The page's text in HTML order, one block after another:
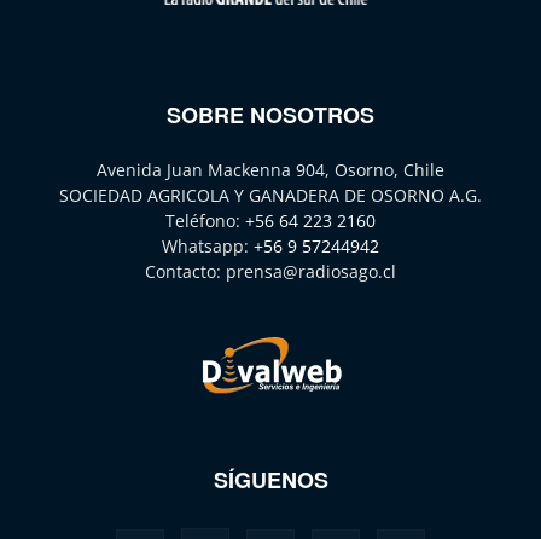
SOBRE NOSOTROS
Avenida Juan Mackenna 904, Osorno, Chile
SOCIEDAD AGRICOLA Y GANADERA DE OSORNO A.G.
Teléfono: +56 64 223 2160
Whatsapp: +56 9 57244942
Contacto: prensa@radiosago.cl
SÍGUENOS